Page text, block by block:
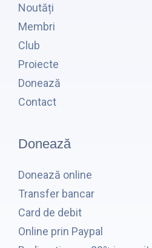
Noutăți
Membri
Club
Proiecte
Donează
Contact
Donează
Donează online
Transfer bancar
Card de debit
Online prin Paypal